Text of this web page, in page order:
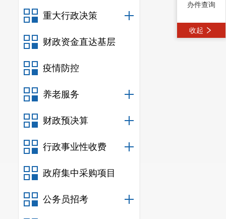
重大行政决策
财政资金直达基层
疫情防控
养老服务
财政预决算
行政事业性收费
政府集中采购项目
公务员招考
兼治；对反映
办件查询
收起